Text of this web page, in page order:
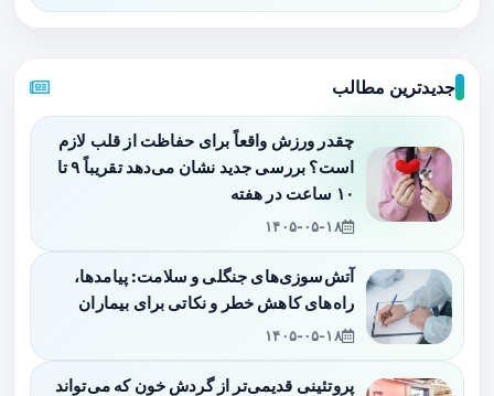
جدیدترین مطالب
چقدر ورزش واقعاً برای حفاظت از قلب لازم
است؟ بررسی جدید نشان می‌دهد تقریباً ۹ تا
۱۰ ساعت در هفته
۱۴۰۵-۰۵-۱۸
آتش‌سوزی‌های جنگلی و سلامت: پیامدها،
راه‌های کاهش خطر و نکاتی برای بیماران
۱۴۰۵-۰۵-۱۸
پروتئینی قدیمی‌تر از گردش خون که می‌تواند